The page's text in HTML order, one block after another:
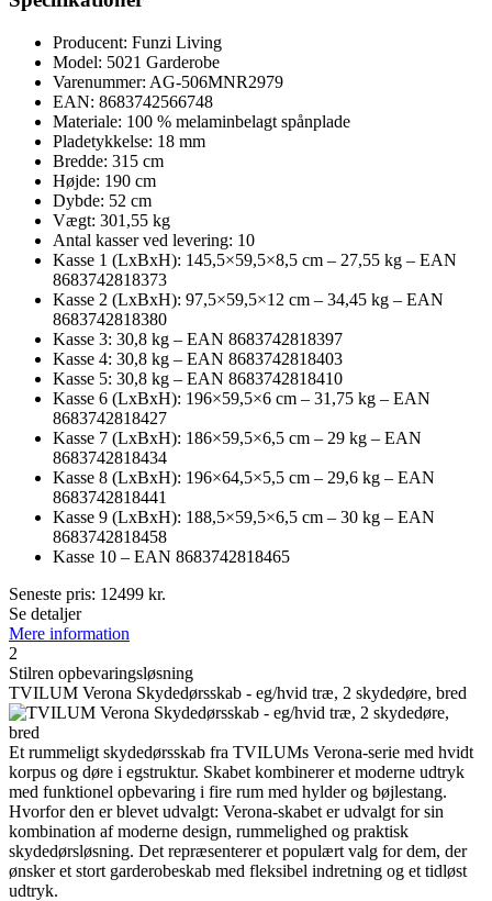
Producent: Funzi Living
Model: 5021 Garderobe
Varenummer: AG-506MNR2979
EAN: 8683742566748
Materiale: 100 % melaminbelagt spånplade
Pladetykkelse: 18 mm
Bredde: 315 cm
Højde: 190 cm
Dybde: 52 cm
Vægt: 301,55 kg
Antal kasser ved levering: 10
Kasse 1 (LxBxH): 145,5×59,5×8,5 cm – 27,55 kg – EAN
8683742818373
Kasse 2 (LxBxH): 97,5×59,5×12 cm – 34,45 kg – EAN
8683742818380
Kasse 3: 30,8 kg – EAN 8683742818397
Kasse 4: 30,8 kg – EAN 8683742818403
Kasse 5: 30,8 kg – EAN 8683742818410
Kasse 6 (LxBxH): 196×59,5×6 cm – 31,75 kg – EAN
8683742818427
Kasse 7 (LxBxH): 186×59,5×6,5 cm – 29 kg – EAN
8683742818434
Kasse 8 (LxBxH): 196×64,5×5,5 cm – 29,6 kg – EAN
8683742818441
Kasse 9 (LxBxH): 188,5×59,5×6,5 cm – 30 kg – EAN
8683742818458
Kasse 10 – EAN 8683742818465
Seneste pris: 12499 kr.
Se detaljer
Mere information
2
Stilren opbevaringsløsning
TVILUM Verona Skydedørsskab - eg/hvid træ, 2 skydedøre, bred
Et rummeligt skydedørsskab fra TVILUMs Verona-serie med hvidt
korpus og døre i egstruktur. Skabet kombinerer et moderne udtryk
med funktionel opbevaring i fire rum med hylder og bøjlestang.
Hvorfor den er blevet udvalgt: Verona-skabet er udvalgt for sin
kombination af moderne design, rummelighed og praktisk
skydedørsløsning. Det repræsenterer et populært valg for dem, der
ønsker et stort garderobeskab med fleksibel indretning og et tidløst
udtryk.